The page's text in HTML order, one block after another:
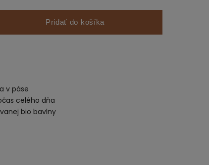
Pridať do košíka
v páse
celého dňa
bio bavlny